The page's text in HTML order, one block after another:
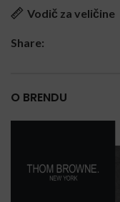
Vodič za veličine
Share:
O BRENDU